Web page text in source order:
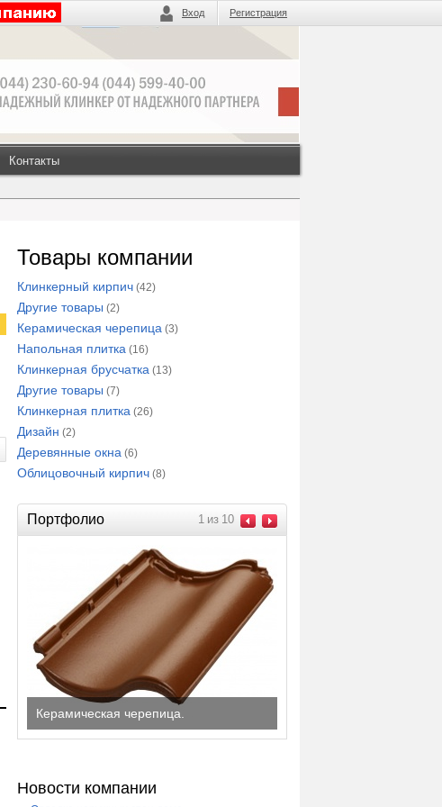
Вход Регистрация
Контакты
Товары компании
Клинкерный кирпич (42)
Другие товары (2)
Керамическая черепица (3)
Напольная плитка (16)
Клинкерная брусчатка (13)
Другие товары (7)
Клинкерная плитка (26)
Дизайн (2)
Деревянные окна (6)
Облицовочный кирпич (8)
Портфолио 1 из 10
Керамическая черепица.
Новости компании